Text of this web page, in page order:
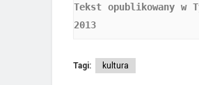
Tekst opublikowany w
2013
Tagi: kultura